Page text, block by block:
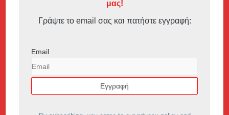
μας!
Γράψτε το email σας και πατήστε εγγραφή:
Email